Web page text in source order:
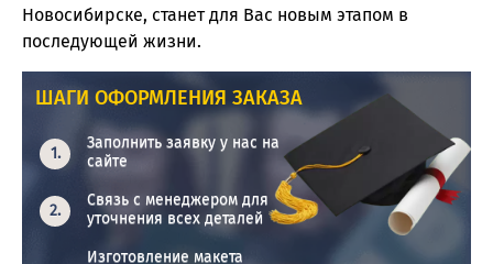
Новосибирске, станет для Вас новым этапом в
последующей жизни.
ШАГИ ОФОРМЛЕНИЯ ЗАКАЗА
Заполнить заявку у нас на
сайте
Связь с менеджером для
уточнения всех деталей
Изготовление макета